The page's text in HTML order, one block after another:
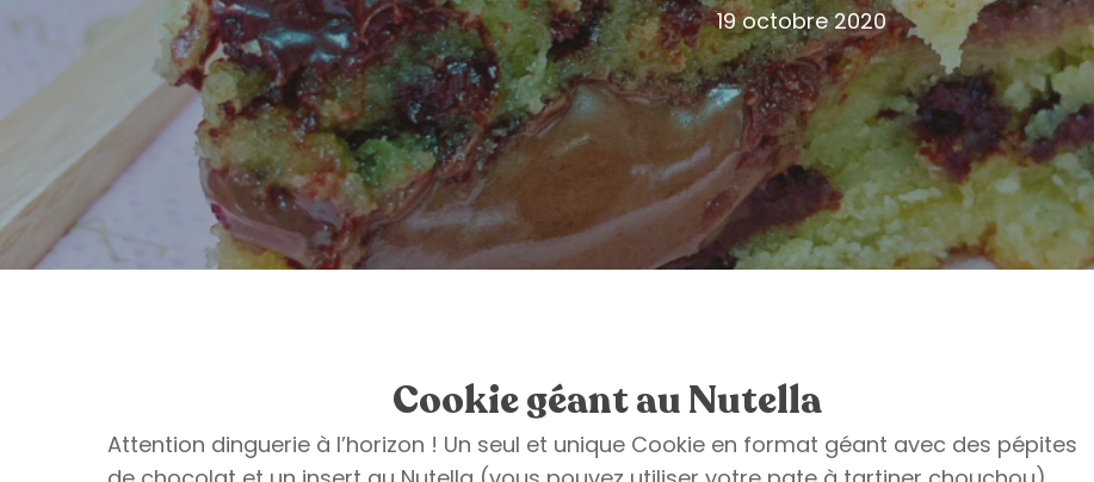
19 octobre 2020
Cookie géant au Nutella
Attention dinguerie à l’horizon ! Un seul et unique Cookie en format géant avec des pépites